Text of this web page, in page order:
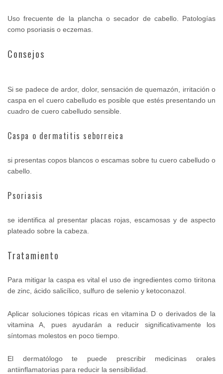
Uso frecuente de la plancha o secador de cabello. Patologías
como psoriasis o eczemas.
Consejos
Si se padece de ardor, dolor, sensación de quemazón, irritación o
caspa en el cuero cabelludo es posible que estés presentando un
cuadro de cuero cabelludo sensible.
Caspa o dermatitis seborreica
si presentas copos blancos o escamas sobre tu cuero cabelludo o
cabello.
Psoriasis
se identifica al presentar placas rojas, escamosas y de aspecto
plateado sobre la cabeza.
Tratamiento
Para mitigar la caspa es vital el uso de ingredientes como tiritona
de zinc, ácido salicílico, sulfuro de selenio y ketoconazol.
Aplicar soluciones tópicas ricas en vitamina D o derivados de la
vitamina A, pues ayudarán a reducir significativamente los
síntomas molestos en poco tiempo.
El dermatólogo te puede prescribir medicinas orales
antiinflamatorias para reducir la sensibilidad.